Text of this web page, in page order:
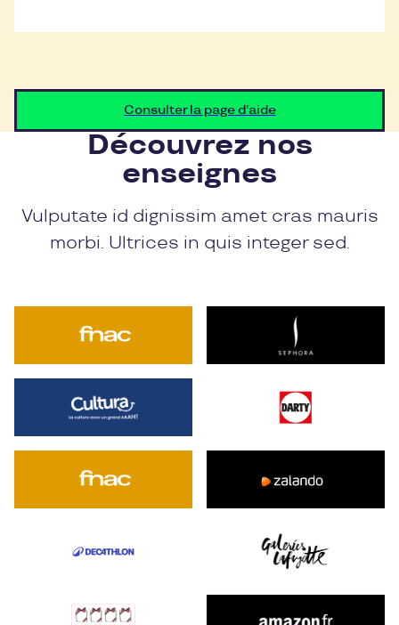
Consulter la page d'aide
Découvrez nos
enseignes
Vulputate id dignissim amet cras mauris
morbi. Ultrices in quis integer sed.